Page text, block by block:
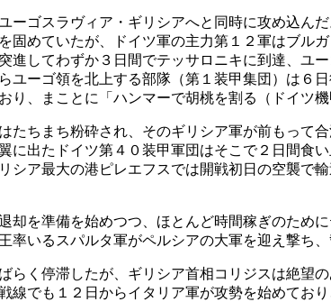
ゴスラヴィア・ギリシアへと同時に攻め込ん
固めていたが、ドイツ軍の主力第１２軍はブ
進してわずか３日間でテッサロニキに到達、ユ
ユーゴ領を北上する部隊（第１装甲集団）は６
り、まことに「ハンマーで胡桃を割る（ドイツ
ちまち粉砕され、そのギリシア軍が前もって
に出たドイツ第４０装甲軍団はそこで２日間
シア最大の港ピレエフスでは開戦初日の空襲
を準備を始めつつ、ほとんど時間稼ぎのため
率いるスパルタ軍がペルシアの大軍を迎え撃ち
く停滞したが、ギリシア首相コリジスは絶望
線でも１２日からイタリア軍が攻勢を始めて